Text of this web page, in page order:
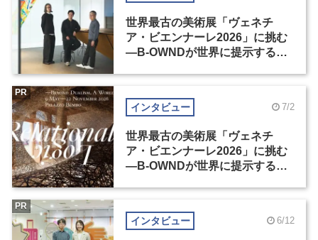
世界最古の美術展「ヴェネチ
ア・ビエンナーレ2026」に挑む
―B-OWNDが世界に提示する美
インタビュー 7/2
世界最古の美術展「ヴェネチ
ア・ビエンナーレ2026」に挑む
―B-OWNDが世界に提示する美
PR
インタビュー 6/12
PR